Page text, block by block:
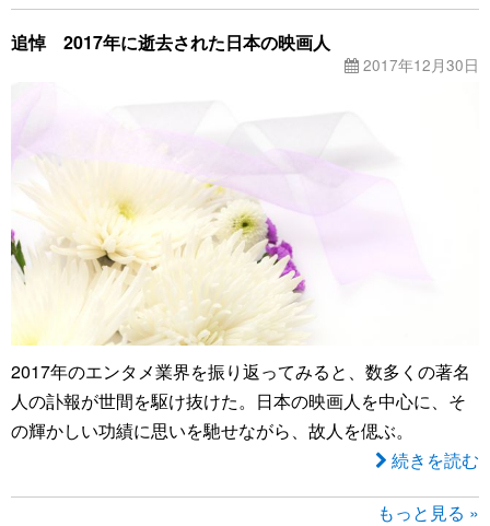
追悼 2017年に逝去された日本の映画人
2017年12月30日
2017年のエンタメ業界を振り返ってみると、数多くの著名
人の訃報が世間を駆け抜けた。日本の映画人を中心に、そ
の輝かしい功績に思いを馳せながら、故人を偲ぶ。
続きを読む
もっと見る »